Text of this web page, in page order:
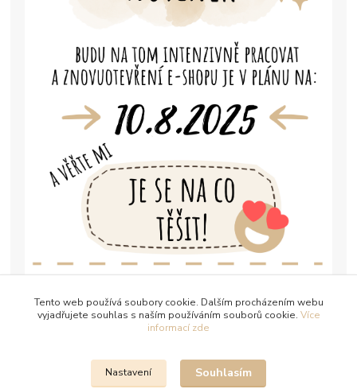
Tento web používá soubory cookie. Dalším procházením webu
vyjadřujete souhlas s naším používáním souborů cookie. Více
informací zde
Nastavení Souhlasím